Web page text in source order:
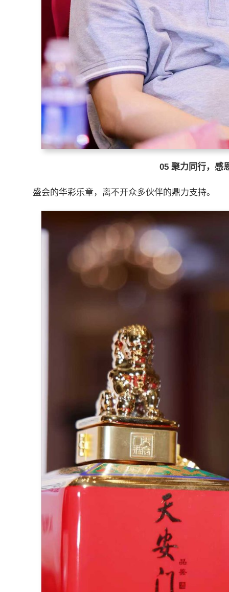
05 聚力同行，感
盛会的华彩乐章，离不开众多伙伴的鼎力支持。